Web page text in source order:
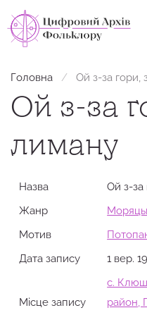
Головна Ой з-за гори,
Ой з-за
лиману
Назва
Ой з-за
Жанр
Мотив
Дата запису
1 вер.
Місце запису
с.
район,